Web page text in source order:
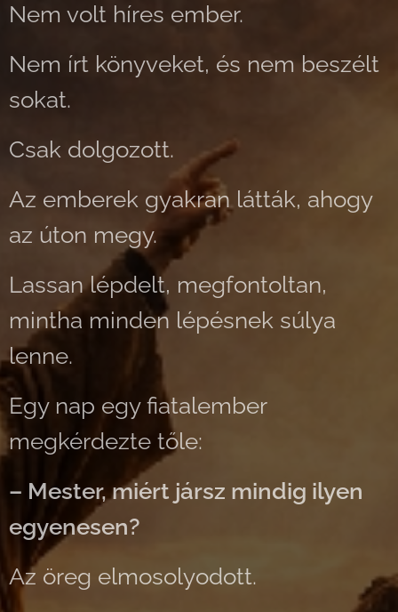
Nem volt híres ember.
Nem írt könyveket, és nem beszélt
sokat.
Csak dolgozott.
Az emberek gyakran látták, ahogy
az úton megy.
Lassan lépdelt, megfontoltan,
mintha minden lépésnek súlya
lenne.
Egy nap egy fiatalember
megkérdezte tőle:
– Mester, miért jársz mindig ilyen
egyenesen?
Az öreg elmosolyodott.